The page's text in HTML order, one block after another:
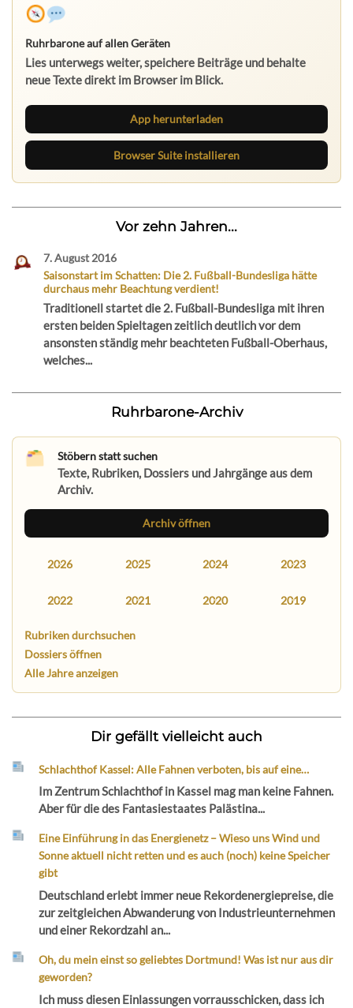
Ruhrbarone auf allen Geräten
Lies unterwegs weiter, speichere Beiträge und behalte
neue Texte direkt im Browser im Blick.
App herunterladen
Browser Suite installieren
Vor zehn Jahren...
7. August 2016
Saisonstart im Schatten: Die 2. Fußball-Bundesliga hätte
durchaus mehr Beachtung verdient!
Traditionell startet die 2. Fußball-Bundesliga mit ihren
ersten beiden Spieltagen zeitlich deutlich vor dem
ansonsten ständig mehr beachteten Fußball-Oberhaus,
welches...
Ruhrbarone-Archiv
Stöbern statt suchen
Texte, Rubriken, Dossiers und Jahrgänge aus dem
Archiv.
Archiv öffnen
2026 2025 2024 2023
2022 2021 2020 2019
Rubriken durchsuchen
Dossiers öffnen
Alle Jahre anzeigen
Dir gefällt vielleicht auch
Schlachthof Kassel: Alle Fahnen verboten, bis auf eine…
Im Zentrum Schlachthof in Kassel mag man keine Fahnen.
Aber für die des Fantasiestaates Palästina...
Eine Einführung in das Energienetz – Wieso uns Wind und
Sonne aktuell nicht retten und es auch (noch) keine Speicher
gibt
Deutschland erlebt immer neue Rekordenergiepreise, die
zur zeitgleichen Abwanderung von Industrieunternehmen
und einer Rekordzahl an...
Oh, du mein einst so geliebtes Dortmund! Was ist nur aus dir
geworden?
Ich muss diesen Einlassungen vorrausschicken, dass ich